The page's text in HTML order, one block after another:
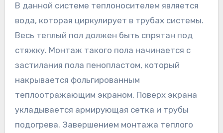
В данной системе теплоносителем является
вода, которая циркулирует в трубах системы.
Весь теплый пол должен быть спрятан под
стяжку. Монтаж такого пола начинается с
застилания пола пенопластом, который
накрывается фольгированным
теплоотражающим экраном. Поверх экрана
укладывается армирующая сетка и трубы
подогрева. Завершением монтажа теплого